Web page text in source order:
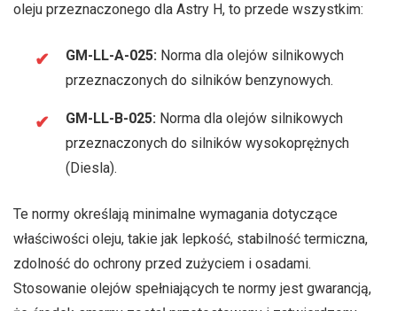
oleju przeznaczonego dla Astry H, to przede wszystkim:
GM-LL-A-025: Norma dla olejów silnikowych
przeznaczonych do silników benzynowych.
GM-LL-B-025: Norma dla olejów silnikowych
przeznaczonych do silników wysokoprężnych
(Diesla).
Te normy określają minimalne wymagania dotyczące
właściwości oleju, takie jak lepkość, stabilność termiczna,
zdolność do ochrony przed zużyciem i osadami.
Stosowanie olejów spełniających te normy jest gwarancją,